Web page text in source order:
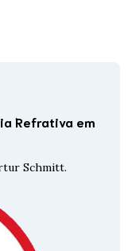
Refrativa em
Schmitt.